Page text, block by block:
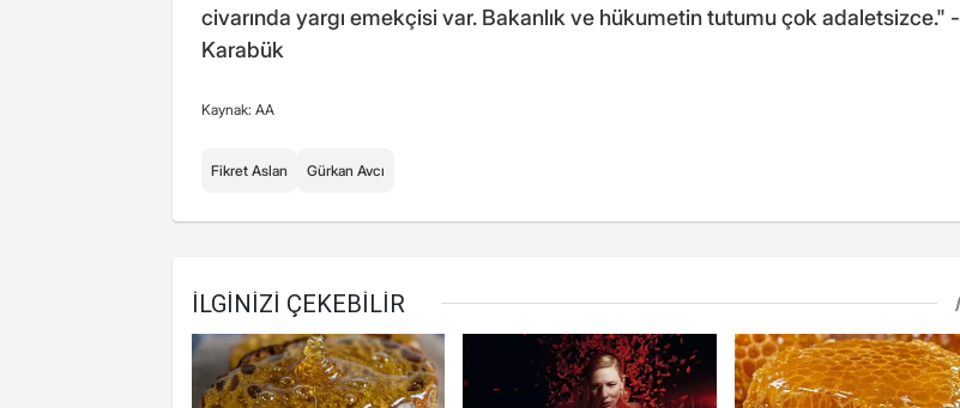
civarında yargı emekçisi var. Bakanlık ve hükumetin tutumu çok adaletsizce." -
Karabük
Kaynak: AA
Fikret Aslan Gürkan Avcı